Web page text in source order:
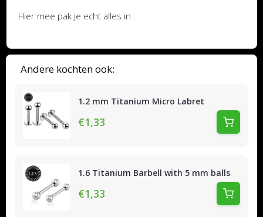
Andere kochten ook:
1.2 mm Titanium Micro Labret
€1,33
1.6 Titanium Barbell with 5 mm balls
€1,33
Hier mee pak je echt alles in .